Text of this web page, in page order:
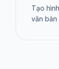
Tạo
văn bản